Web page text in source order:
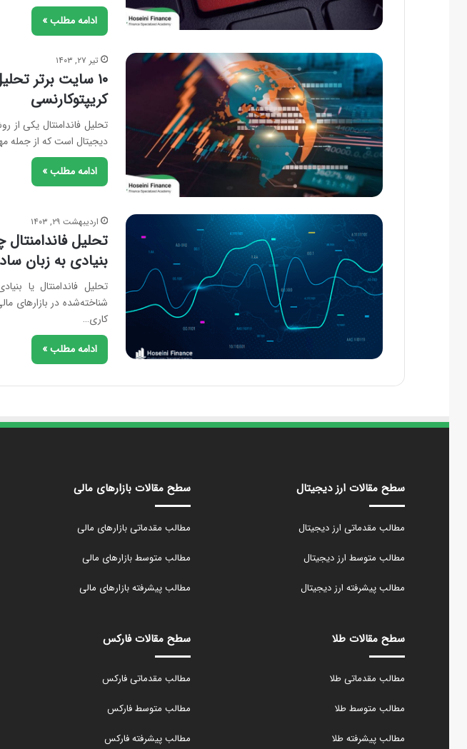
ادامه مطلب »
تیر ۲۷, ۱۴۰۳
۱۰ سایت برتر
کریپتوکارنسی
تحلیل فاندامنتال یکی از
دیجیتال است که از جمله
ادامه مطلب »
اردیبهشت ۲۹, ۱۴۰۳
تحلیل
بنیادی به زبان
تحلیل فاندامنتال یا
شناخته‌شده در بازارهای
کاری…
ادامه مطلب »
سطح مقالات ارز دیجیتال
مطالب مقدماتی ارز دیجیتال
مطالب متوسط ارز دیجیتال
مطالب پیشرفته ارز دیجیتال
سطح مقالات طلا
مطالب مقدماتی طلا
مطالب متوسط طلا
مطالب پیشرفته طلا
سطح مقالات بازارهای مالی
مطالب مقدماتی بازارهای مالی
مطالب متوسط بازارهای مالی
مطالب پیشرفته بازارهای مالی
سطح مقالات فارکس
مطالب مقدماتی فارکس
مطالب متوسط فارکس
مطالب پیشرفته فارکس